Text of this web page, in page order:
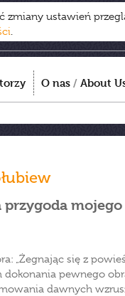
zmiany ustawień
.
O nas / About
mojego
„Żegnając się z
dokonania pewnego
dawnych